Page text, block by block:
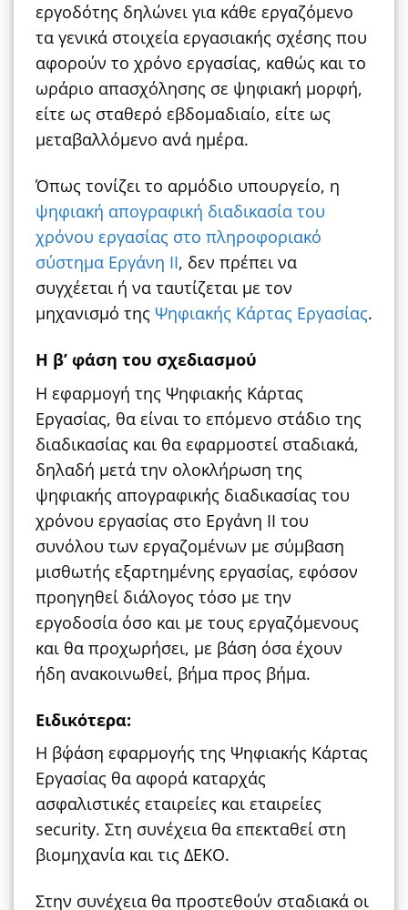
εργοδότης δηλώνει για κάθε εργαζόμενο
τα γενικά στοιχεία εργασιακής σχέσης που
αφορούν το χρόνο εργασίας, καθώς και το
ωράριο απασχόλησης σε ψηφιακή μορφή,
είτε ως σταθερό εβδομαδιαίο, είτε ως
μεταβαλλόμενο ανά ημέρα.
Όπως τονίζει το αρμόδιο υπουργείο, η
ψηφιακή απογραφική διαδικασία του
χρόνου εργασίας στο πληροφοριακό
σύστημα Εργάνη ΙΙ, δεν πρέπει να
συγχέεται ή να ταυτίζεται με τον
μηχανισμό της Ψηφιακής Κάρτας Εργασίας.
Η β’ φάση του σχεδιασμού
Η εφαρμογή της Ψηφιακής Κάρτας
Εργασίας, θα είναι το επόμενο στάδιο της
διαδικασίας και θα εφαρμοστεί σταδιακά,
δηλαδή μετά την ολοκλήρωση της
ψηφιακής απογραφικής διαδικασίας του
χρόνου εργασίας στο Εργάνη ΙΙ του
συνόλου των εργαζομένων με σύμβαση
μισθωτής εξαρτημένης εργασίας, εφόσον
προηγηθεί διάλογος τόσο με την
εργοδοσία όσο και με τους εργαζόμενους
και θα προχωρήσει, με βάση όσα έχουν
ήδη ανακοινωθεί, βήμα προς βήμα.
Ειδικότερα:
H β΄φάση εφαρμογής της Ψηφιακής Κάρτας
Εργασίας θα αφορά καταρχάς
ασφαλιστικές εταιρείες και εταιρείες
security. Στη συνέχεια θα επεκταθεί στη
βιομηχανία και τις ΔΕΚΟ.
Στην συνέχεια θα προστεθούν σταδιακά οι